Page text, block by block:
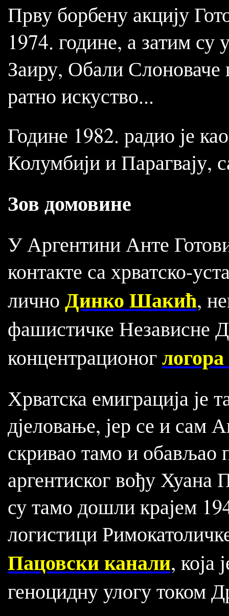
Прву борбену акцију
1974. године, а затим
Заиру, Обали Слоноваче
ратно искуство...
Године 1982. радио је
Колумбији и Парагвају,
Зов домовине
У Аргентини Анте
контакте са хрватско-
лично Динко Шакић,
фашистичке Независне
концентрационог
Хрватска емиграција је
дјеловање, јер се и сам
скривао тамо и обављао
аргентиског вођу
су тамо дошли крајем
логистици
Пацовски канали, која
геноцидну улогу током